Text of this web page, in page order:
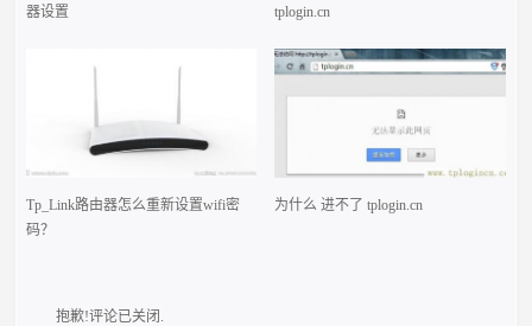
器设置
tplogin.cn
Tp_Link路由器怎么重新设置wifi密
码？
为什么 进不了 tplogin.cn
抱歉!评论已关闭.